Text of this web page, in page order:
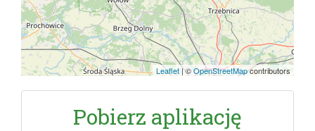
Leaflet|©OpenStreetMapcontributors
Pobierz aplikację